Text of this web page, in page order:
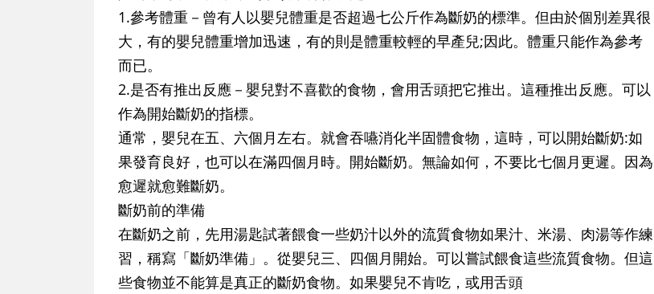
1.參考體重－曾有人以嬰兒體重是否超過七公斤作為斷奶的標準。但由於個別差異很
大，有的嬰兒體重增加迅速，有的則是體重較輕的早產兒;因此。體重只能作為參考
而已。
2.是否有推出反應－嬰兒對不喜歡的食物，會用舌頭把它推出。這種推出反應。可以
作為開始斷奶的指標。
通常，嬰兒在五、六個月左右。就會吞嚥消化半固體食物，這時，可以開始斷奶:如
果發育良好，也可以在滿四個月時。開始斷奶。無論如何，不要比七個月更遲。因為
愈遲就愈難斷奶。
斷奶前的準備
在斷奶之前，先用湯匙試著餵食一些奶汁以外的流質食物如果汁、米湯、肉湯等作練
習，稱寫「斷奶準備」。從嬰兒三、四個月開始。可以嘗試餵食這些流質食物。但這
些食物並不能算是真正的斷奶食物。如果嬰兒不肯吃，或用舌頭